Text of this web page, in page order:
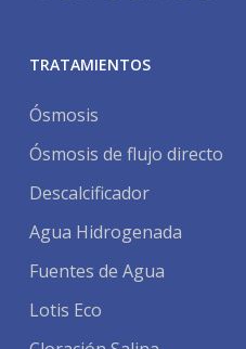
TRATAMIENTOS
Ósmosis
Ósmosis de flujo directo
Descalcificador
Agua Hidrogenada
Fuentes de Agua
Lotis Eco